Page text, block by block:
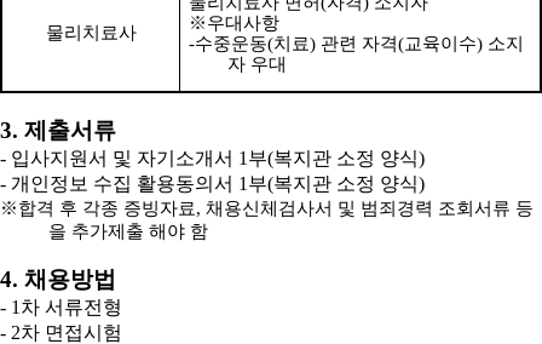
물리치료사
※우대사항
-수중운동(치료) 관련 자격(교육이수) 소지
자 우대
3. 제출서류
- 입사지원서 및 자기소개서 1 부(복지관 소정 양식)
- 개인정보 수집 활용동의서 1 부(복지관 소정 양식)
※합격 후 각종 증빙자료, 채용신체검사서 및 범죄경력 조회서류 등
을 추가제출 해야 함
4. 채용방법
- 1 차 서류전형
- 2차 면접시험